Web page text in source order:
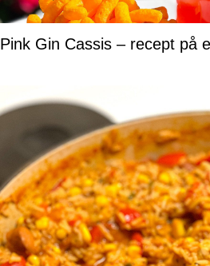
Pink Gin Cassis – recept på